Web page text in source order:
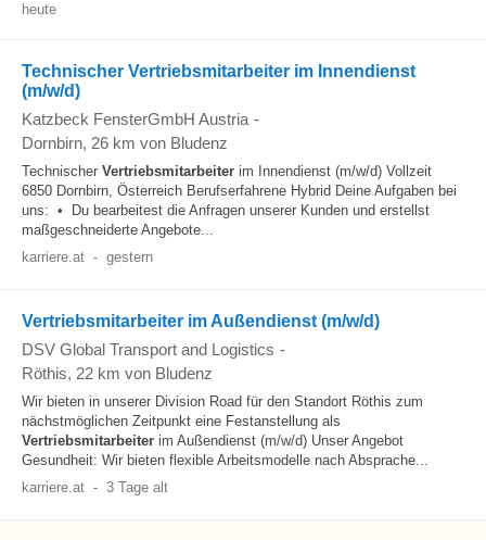
heute
Technischer Vertriebsmitarbeiter im Innendienst
(m/w/d)
Katzbeck FensterGmbH Austria -
Dornbirn, 26 km von Bludenz
Technischer Vertriebsmitarbeiter im Innendienst (m/w/d) Vollzeit
6850 Dornbirn, Österreich Berufserfahrene Hybrid Deine Aufgaben bei
uns: • Du bearbeitest die Anfragen unserer Kunden und erstellst
maßgeschneiderte Angebote...
karriere.at - gestern
Vertriebsmitarbeiter im Außendienst (m/w/d)
DSV Global Transport and Logistics -
Röthis, 22 km von Bludenz
Wir bieten in unserer Division Road für den Standort Röthis zum
nächstmöglichen Zeitpunkt eine Festanstellung als
Vertriebsmitarbeiter im Außendienst (m/w/d) Unser Angebot
Gesundheit: Wir bieten flexible Arbeitsmodelle nach Absprache...
karriere.at - 3 Tage alt